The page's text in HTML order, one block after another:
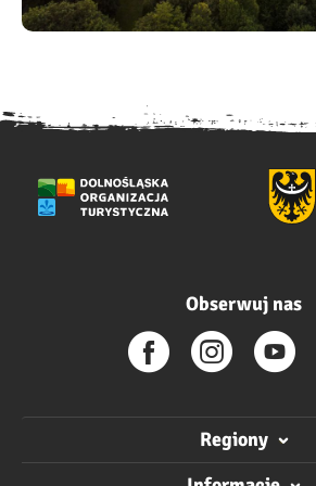
Obserwuj nas
Regiony